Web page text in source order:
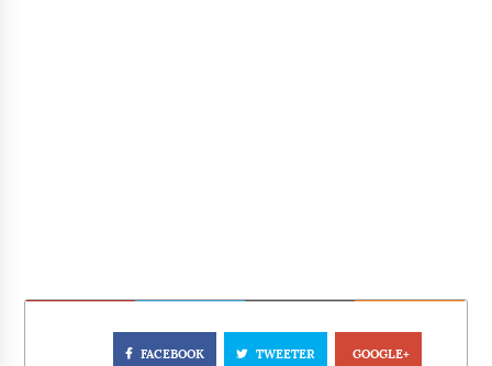
FACEBOOK TWEETER GOOGLE+